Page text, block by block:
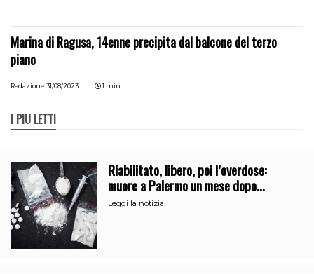
Marina di Ragusa, 14enne precipita dal balcone del terzo
piano
Redazione 31/08/2023 1 min
I PIÙ LETTI
Riabilitato, libero, poi l’overdose:
muore a Palermo un mese dopo
l’uscita dalla comunità
Leggi la notizia